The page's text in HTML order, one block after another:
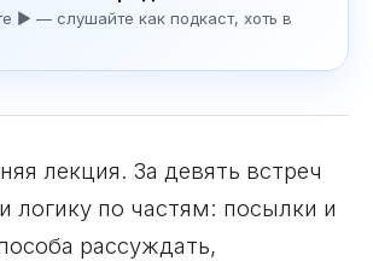
▶ — слушайте как подкаст, хоть в
лекция. За девять встреч
логику по частям: посылки и
рассуждать,